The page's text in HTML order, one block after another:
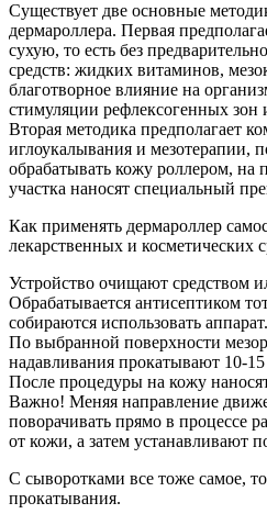
Существует две основные
дермароллера. Первая
сухую, то есть без
средств: жидких витаминов,
благотворное влияние на
стимуляции рефлексогенных зон
Вторая методика предполагает
иглоукалывания и мезотерапии,
обрабатывать кожу роллером, на
участка наносят специальный
Как применять дермароллер
лекарственных и косметических
Устройство очищают средством
Обрабатывается антисептиком
собираются использовать аппарат.
По выбранной поверхности
надавливания прокатывают 10-15
После процедуры на кожу
Важно! Меняя направление
поворачивать прямо в процессе
от кожи, а затем устанавливают
С сыворотками все тоже самое,
прокатывания.